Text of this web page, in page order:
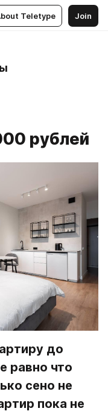
Teletype Join
рублей
до
равно что
сено не
пока не